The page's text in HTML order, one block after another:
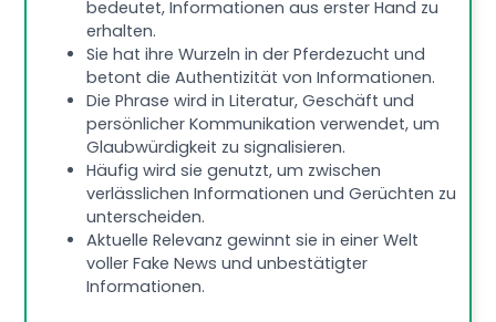
bedeutet, Informationen aus erster Hand zu
erhalten.
Sie hat ihre Wurzeln in der Pferdezucht und
betont die Authentizität von Informationen.
Die Phrase wird in Literatur, Geschäft und
persönlicher Kommunikation verwendet, um
Glaubwürdigkeit zu signalisieren.
Häufig wird sie genutzt, um zwischen
verlässlichen Informationen und Gerüchten zu
unterscheiden.
Aktuelle Relevanz gewinnt sie in einer Welt
voller Fake News und unbestätigter
Informationen.